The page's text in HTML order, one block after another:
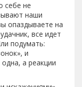
себе не
наши
опаздываете на
все идет
подумать:
и
а реакции